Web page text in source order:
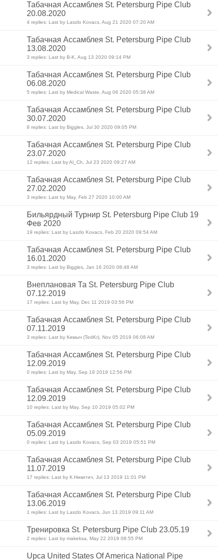
Табачная Ассамблея St. Petersburg Pipe Club
20.08.2020
4 replies: Last by Laszlo Kovacs, Aug 21 2020 07:20 AM
Табачная Ассамблея St. Petersburg Pipe Club
13.08.2020
3 replies: Last by B-K, Aug 13 2020 09:14 PM
Табачная Ассамблея St. Petersburg Pipe Club
06.08.2020
5 replies: Last by Medical Waste, Aug 06 2020 05:38 AM
Табачная Ассамблея St. Petersburg Pipe Club
30.07.2020
8 replies: Last by Biggles, Jul 30 2020 09:05 PM
Табачная Ассамблея St. Petersburg Pipe Club
23.07.2020
12 replies: Last by Al_Ch, Jul 23 2020 09:27 AM
Табачная Ассамблея St. Petersburg Pipe Club
27.02.2020
3 replies: Last by May, Feb 27 2020 10:00 AM
Бильярдный Турнир St. Petersburg Pipe Club 19
Фев 2020
19 replies: Last by Laszlo Kovacs, Feb 20 2020 09:54 AM
Табачная Ассамблея St. Petersburg Pipe Club
16.01.2020
3 replies: Last by Biggles, Jan 16 2020 08:48 AM
Внеплановая Та St. Petersburg Pipe Club
07.12.2019
17 replies: Last by May, Dec 11 2019 03:56 PM
Табачная Ассамблея St. Petersburg Pipe Club
07.11.2019
3 replies: Last by Кимыч (TedKr), Nov 05 2019 06:08 AM
Табачная Ассамблея St. Petersburg Pipe Club
12.09.2019
0 replies: Last by May, Sep 19 2019 12:56 PM
Табачная Ассамблея St. Petersburg Pipe Club
12.09.2019
10 replies: Last by May, Sep 10 2019 05:02 PM
Табачная Ассамблея St. Petersburg Pipe Club
05.09.2019
0 replies: Last by Laszlo Kovacs, Sep 03 2019 05:51 PM
Табачная Ассамблея St. Petersburg Pipe Club
11.07.2019
17 replies: Last by К.Никитич, Jul 13 2019 11:01 PM
Табачная Ассамблея St. Petersburg Pipe Club
13.06.2019
1 replies: Last by Laszlo Kovacs, Jun 13 2019 09:11 AM
Тренировка St. Petersburg Pipe Club 23.05.19
2 replies: Last by makeksa, May 22 2019 08:55 PM
Upca United States Of America National Pipe